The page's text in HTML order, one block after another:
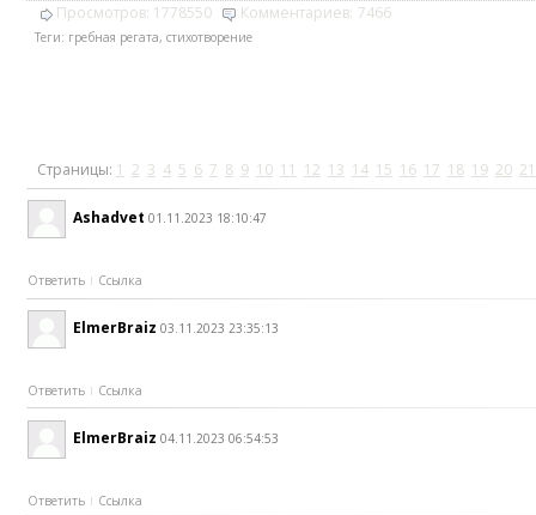
Просмотров: 1778550 Комментариев: 7466
Теги: гребная регата, стихотворение
Страницы: 1 2 3 4 5 6 7 8 9 10 11 12 13 14 15 16 17 18 19 20 21
Ashadvet 01.11.2023 18:10:47
Ответить Ссылка
ElmerBraiz 03.11.2023 23:35:13
Ответить Ссылка
ElmerBraiz 04.11.2023 06:54:53
Ответить Ссылка